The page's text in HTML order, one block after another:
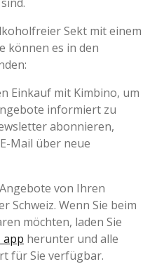
Sekt mit einem
können es in den
Einkauf mit Kimbino, um
informiert zu
abonnieren,
Mail über neue
von Ihren
Schweiz. Wenn Sie beim
möchten, laden Sie
app herunter und alle
für Sie verfügbar.